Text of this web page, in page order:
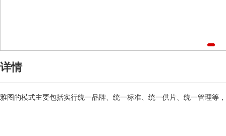
详情
雅图的模式主要包括实行统一品牌、统一标准、统一供片、统一管理等